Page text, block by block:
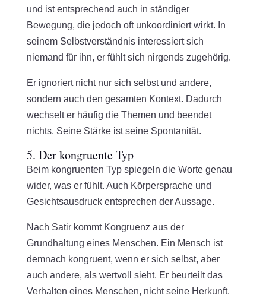
und ist entsprechend auch in ständiger
Bewegung, die jedoch oft unkoordiniert wirkt. In
seinem Selbstverständnis interessiert sich
niemand für ihn, er fühlt sich nirgends zugehörig.
Er ignoriert nicht nur sich selbst und andere,
sondern auch den gesamten Kontext. Dadurch
wechselt er häufig die Themen und beendet
nichts. Seine Stärke ist seine Spontanität.
5. Der kongruente Typ
Beim kongruenten Typ spiegeln die Worte genau
wider, was er fühlt. Auch Körpersprache und
Gesichtsausdruck entsprechen der Aussage.
Nach Satir kommt Kongruenz aus der
Grundhaltung eines Menschen. Ein Mensch ist
demnach kongruent, wenn er sich selbst, aber
auch andere, als wertvoll sieht. Er beurteilt das
Verhalten eines Menschen, nicht seine Herkunft.